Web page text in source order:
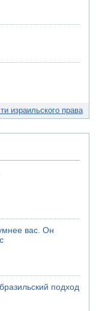
израильского права
вас. Он
подход